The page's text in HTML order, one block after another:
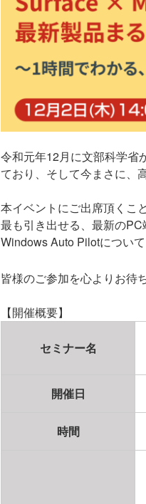
令和元年12月に文部科学省
ており、そして今まさに、
本イベントにご出席頂くこ
最も引き出せる、最新の
Windows Auto Pilotについ
皆様のご参加を心よりお待
【開催概要】
セミナー名
開催日
時間